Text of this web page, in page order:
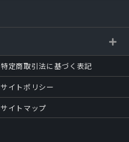
特定商取引法に基づく表記
サイトポリシー
サイトマップ